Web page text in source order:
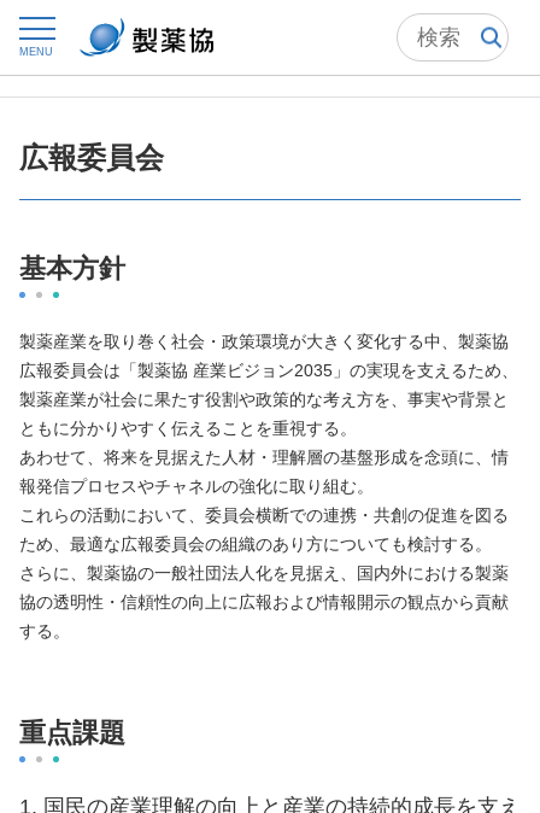
MENU
トップ 方針・活動 事業方針・事業計画・実施計画
広報委員会
基本方針
製薬産業を取り巻く社会・政策環境が大きく変化する中、製薬協
広報委員会は「製薬協 産業ビジョン2035」の実現を支えるため、
製薬産業が社会に果たす役割や政策的な考え方を、事実や背景と
ともに分かりやすく伝えることを重視する。
あわせて、将来を見据えた人材・理解層の基盤形成を念頭に、情
報発信プロセスやチャネルの強化に取り組む。
これらの活動において、委員会横断での連携・共創の促進を図る
ため、最適な広報委員会の組織のあり方についても検討する。
さらに、製薬協の一般社団法人化を見据え、国内外における製薬
協の透明性・信頼性の向上に広報および情報開示の観点から貢献
する。
重点課題
1. 国民の産業理解の向上と産業の持続的成長を支え